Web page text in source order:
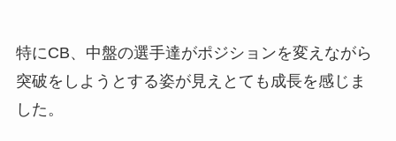
特にCB、中盤の選手達がポジションを変えながら
突破をしようとする姿が見えとても成長を感じま
した。